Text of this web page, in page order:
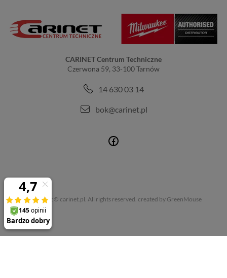
CARINET Centrum Techniczne
Czerwona 59, 33-100 Tarnów
14 630 03 14
bok@carinet.pl
Copyright © carinet.pl. All rights reserved. created by GreenMouse